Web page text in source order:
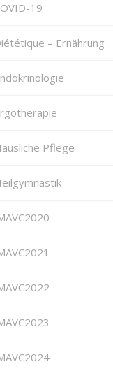
19
– Ernährung
Pflege